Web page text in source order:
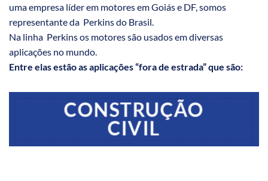
uma empresa líder em motores em Goiás e DF, somos
representante da Perkins do Brasil.
Na linha Perkins os motores são usados em diversas
aplicações no mundo.
Entre elas estão as aplicações “fora de estrada” que são:
CONSTRUÇÃO
CIVIL